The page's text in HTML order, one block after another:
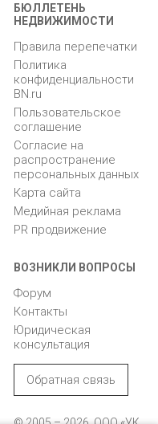
БЮЛЛЕТЕНЬ
НЕДВИЖИМОСТИ
Правила перепечатки
Политика
конфиденциальности
BN.ru
Пользовательское
соглашение
Согласие на
распространение
персональных данных
Карта сайта
Медийная реклама
PR продвижение
ВОЗНИКЛИ ВОПРОСЫ
Форум
Контакты
Юридическая
консультация
Обратная связь